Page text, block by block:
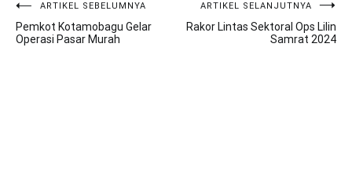
Navigasi
pos
ARTIKEL SEBELUMNYA
Pemkot Kotamobagu Gelar
Operasi Pasar Murah
ARTIKEL SELANJUTNYA
Rakor Lintas Sektoral Ops Lilin
Samrat 2024